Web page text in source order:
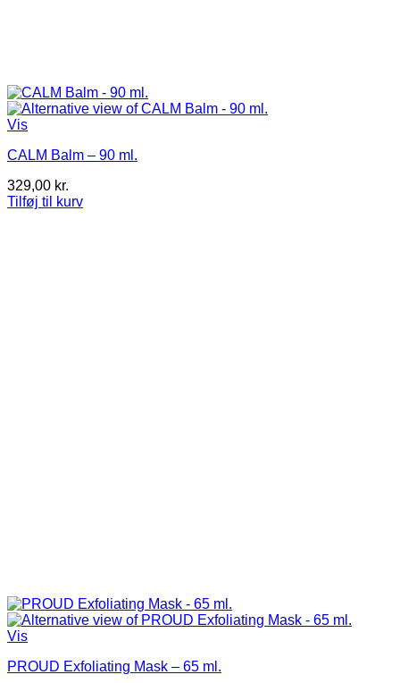
Vis
CALM Balm – 90 ml.
329,00 kr.
Tilføj til kurv
Vis
PROUD Exfoliating Mask – 65 ml.